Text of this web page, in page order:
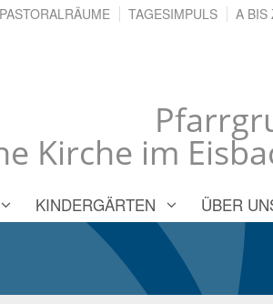
Kirche im
PASTORALRÄUME TAGESIMPULS A BIS
KINDERGÄRTEN ÜBER